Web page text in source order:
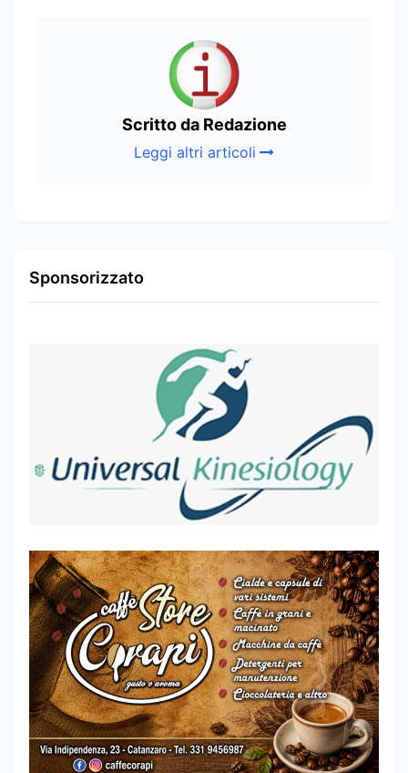
Scritto da Redazione
Leggi altri articoli
Sponsorizzato